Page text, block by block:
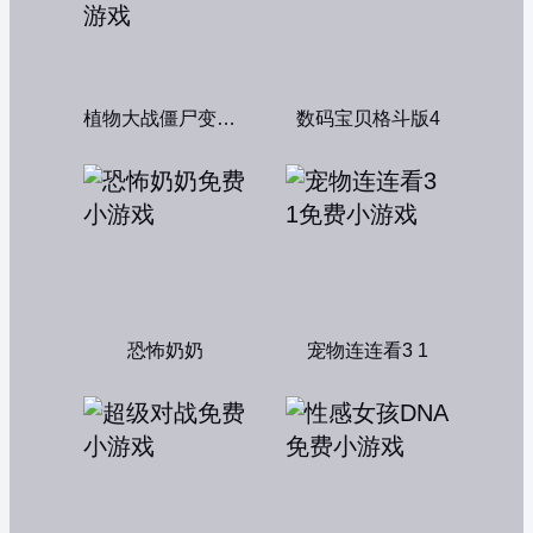
植物大战僵尸变态版 数码宝贝格斗版4
恐怖奶奶 宠物连连看3 1